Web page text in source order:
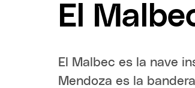
El
El Malbec es la nave
Mendoza es la